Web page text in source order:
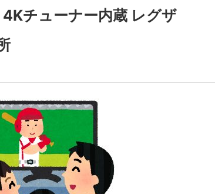
チューナー内蔵 レグザ